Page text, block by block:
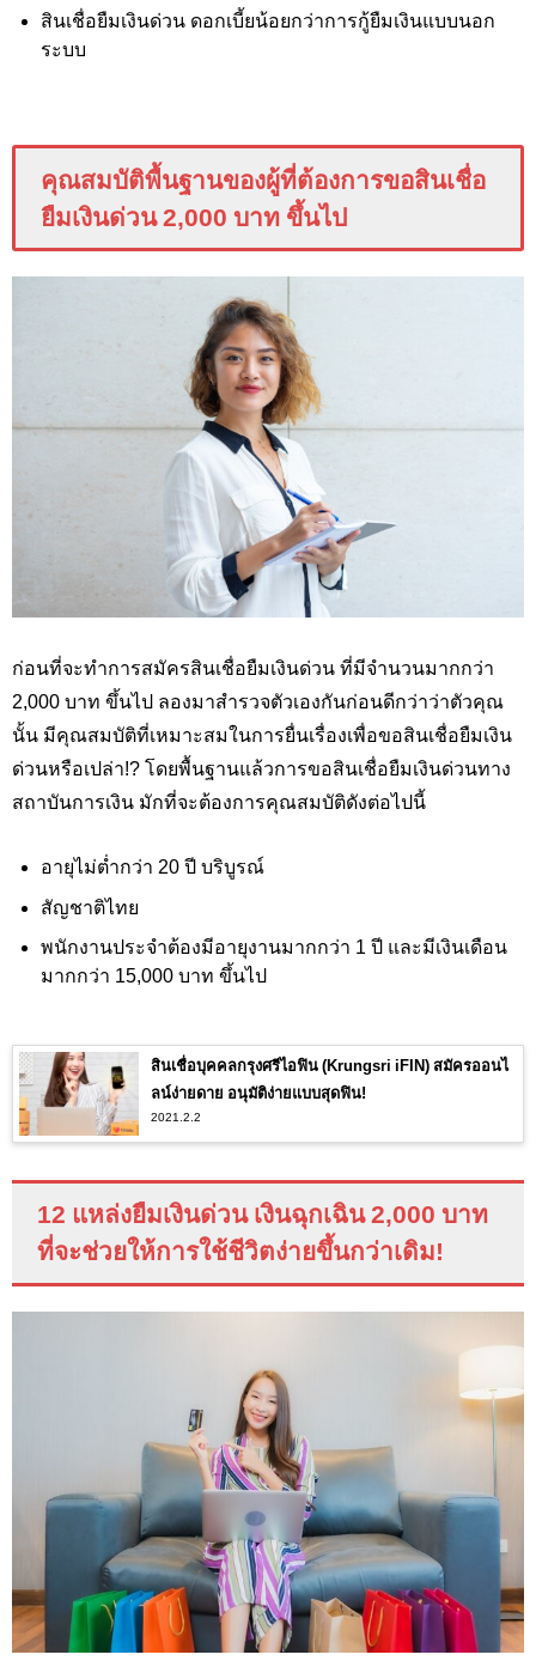
สินเชื่อยืมเงินด่วน ดอกเบี้ยน้อยกว่าการกู้ยืมเงินแบบนอก
ระบบ
คุณสมบัติพื้นฐานของผู้ที่ต้องการขอสินเชื่อ
ยืมเงินด่วน 2,000 บาท ขึ้นไป
ก่อนที่จะทำการสมัครสินเชื่อยืมเงินด่วน ที่มีจำนวนมากกว่า
2,000 บาท ขึ้นไป ลองมาสำรวจตัวเองกันก่อนดีกว่าว่าตัวคุณ
นั้น มีคุณสมบัติที่เหมาะสมในการยื่นเรื่องเพื่อขอสินเชื่อยืมเงิน
ด่วนหรือเปล่า!? โดยพื้นฐานแล้วการขอสินเชื่อยืมเงินด่วนทาง
สถาบันการเงิน มักที่จะต้องการคุณสมบัติดังต่อไปนี้
อายุไม่ต่ำกว่า 20 ปี บริบูรณ์
สัญชาติไทย
พนักงานประจำต้องมีอายุงานมากกว่า 1 ปี และมีเงินเดือน
มากกว่า 15,000 บาท ขึ้นไป
สินเชื่อบุคคลกรุงศรีไอฟิน (Krungsri iFIN) สมัครออนไ
ลน์ง่ายดาย อนุมัติง่ายแบบสุดฟิน!
2021.2.2
12 แหล่งยืมเงินด่วน เงินฉุกเฉิน 2,000 บาท
ที่จะช่วยให้การใช้ชีวิตง่ายขึ้นกว่าเดิม!